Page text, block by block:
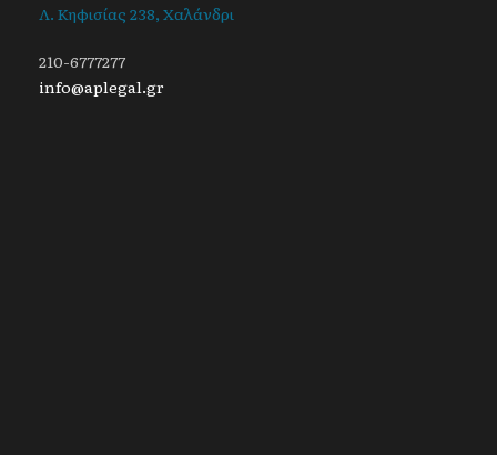
Λ. Κηφισίας 238, Χαλάνδρι
210-6777277
info@aplegal.gr